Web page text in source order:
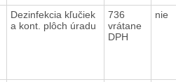
Dezinfekcia kľučiek
a kont. plôch úradu
736
vrátane
DPH
nie